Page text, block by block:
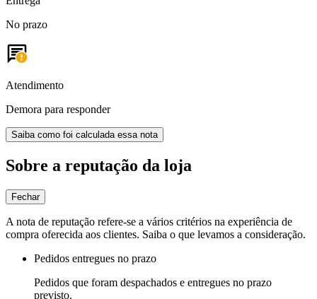
No prazo
Atendimento
Demora para responder
Saiba como foi calculada essa nota
Sobre a reputação da loja
Fechar
A nota de reputação refere-se a vários critérios na experiência de
compra oferecida aos clientes. Saiba o que levamos a consideração.
Pedidos entregues no prazo
Pedidos que foram despachados e entregues no prazo
previsto.